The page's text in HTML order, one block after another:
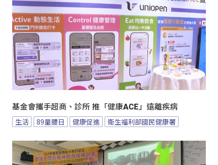
基金會攜手超商、診所 推「健康ACE」遠離疾病
生活 89量腰日 健康促進 衛生福利部國民健康署